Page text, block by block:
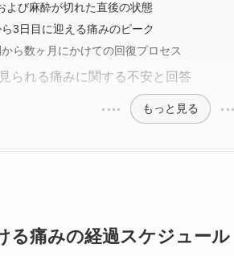
よび麻酔が切れた直後の状態
3日目に迎える痛みのピーク
ら数ヶ月にかけての回復プロセス
られる痛みに関する不安と回答
もっと見る
る痛みの経過スケジュール